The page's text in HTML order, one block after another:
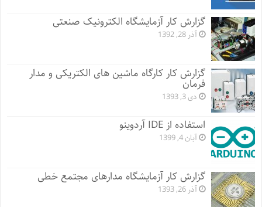
گزارش کار آزمایشگاه الکترونیک صنعتی
آذر 28, 1392
گزارش کار کارگاه ماشین های الکتریکی و مدار
فرمان
دی 3, 1393
استفاده از IDE آردوینو
آبان 4, 1399
گزارش کار آزمایشگاه مدارهای مجتمع خطی
آذر 26, 1393